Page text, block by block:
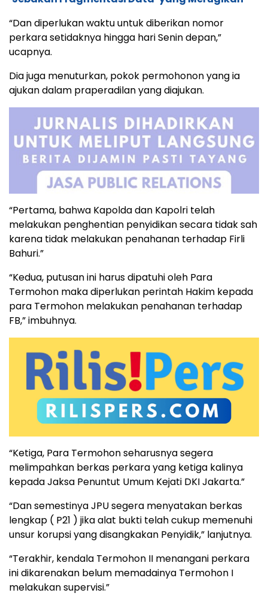
“Dan diperlukan waktu untuk diberikan nomor
perkara setidaknya hingga hari Senin depan,”
ucapnya.
Dia juga menuturkan, pokok permohonon yang ia
ajukan dalam praperadilan yang diajukan.
“Pertama, bahwa Kapolda dan Kapolri telah
melakukan penghentian penyidikan secara tidak sah
karena tidak melakukan penahanan terhadap Firli
Bahuri.”
“Kedua, putusan ini harus dipatuhi oleh Para
Termohon maka diperlukan perintah Hakim kepada
para Termohon melakukan penahanan terhadap
FB,” imbuhnya.
“Ketiga, Para Termohon seharusnya segera
melimpahkan berkas perkara yang ketiga kalinya
kepada Jaksa Penuntut Umum Kejati DKI Jakarta.”
“Dan semestinya JPU segera menyatakan berkas
lengkap ( P21 ) jika alat bukti telah cukup memenuhi
unsur korupsi yang disangkakan Penyidik,” lanjutnya.
“Terakhir, kendala Termohon II menangani perkara
ini dikarenakan belum memadainya Termohon I
melakukan supervisi.”